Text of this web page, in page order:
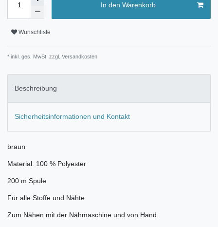
In den Warenkorb
Wunschliste
* inkl. ges. MwSt. zzgl. Versandkosten
Beschreibung
Sicherheitsinformationen und Kontakt
braun
Material: 100 % Polyester
200 m Spule
Für alle Stoffe und Nähte
Zum Nähen mit der Nähmaschine und von Hand